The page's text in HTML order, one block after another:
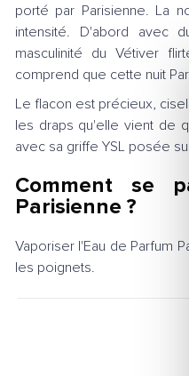
porté par Parisienne. La
intensité. D'abord avec
masculinité du Vétiver
comprend que cette nuit
Le flacon est précieux,
les draps qu'elle vient de
avec sa griffe YSL posée
Comment se
Parisienne ?
Vaporiser l'Eau de Parfum
les poignets.